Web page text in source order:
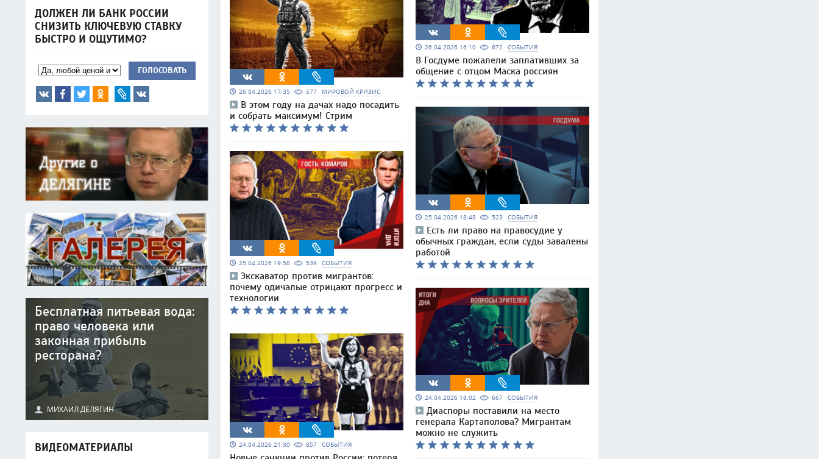
ДОЛЖЕН ЛИ БАНК РОССИИ
СНИЗИТЬ КЛЮЧЕВУЮ СТАВКУ
БЫСТРО И ОЩУТИМО?
ГОЛОСОВАТЬ
Бесплатная питьевая вода:
право человека или
законная прибыль
ресторана?
МИХАИЛ ДЕЛЯГИН
ВИДЕОМАТЕРИАЛЫ
26.04.2026 17:35 577 МИРОВОЙ КРИЗИС
В этом году на дачах надо посадить
и собрать максимум! Стрим
25.04.2026 19:58 539 СОБЫТИЯ
Экскаватор против мигрантов:
почему одичалые отрицают прогресс и
технологии
24.04.2026 21:30 857 СОБЫТИЯ
26.04.2026 16:10 672 СОБЫТИЯ
В Госдуме пожалели заплативших за
общение с отцом Маска россиян
25.04.2026 18:48 523 СОБЫТИЯ
Есть ли право на правосудие у
обычных граждан, если суды завалены
работой
24.04.2026 18:02 667 СОБЫТИЯ
Диаспоры поставили на место
генерала Картаполова? Мигрантам
можно не служить